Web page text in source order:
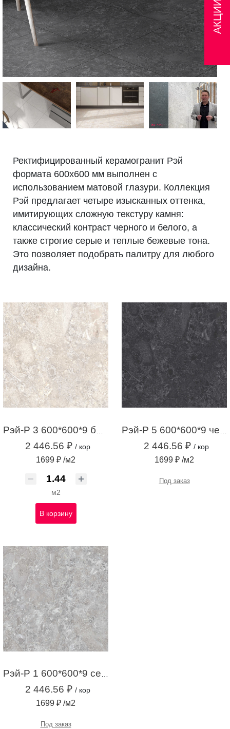
Ректифицированный керамогранит Рэй
формата 600x600 мм выполнен с
использованием матовой глазури. Коллекция
Рэй предлагает четыре изысканных оттенка,
имитирующих сложную текстуру камня:
классический контраст черного и белого, а
также строгие серые и теплые бежевые тона.
Это позволяет подобрать палитру для любого
дизайна.
Рэй-Р 3 600*600*9 бежевый (1,44м2 / 4шт)
2 446.56 ₽ / кор
1699 ₽ /м2
м2
В корзину
Рэй-Р 5 600*600*9 черный (1,44м2 / 4шт)
2 446.56 ₽ / кор
1699 ₽ /м2
Под заказ
2 446.56 ₽ / кор
1699 ₽ /м2
Под заказ
АКЦИИ